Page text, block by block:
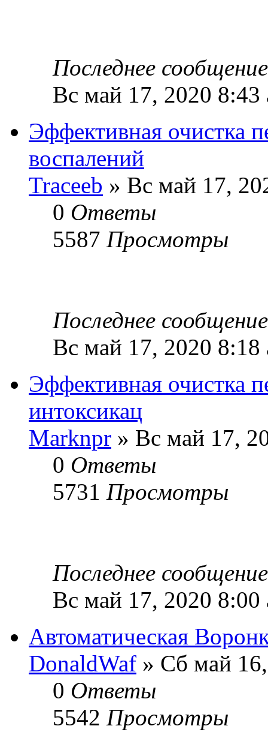
Последнее
Вс май 17, 2020 8:43
Эффективная очистка
воспалений
Traceeb » Вс май 17,
0 Ответы
5587 Просмотры
Последнее
Вс май 17, 2020 8:18
Эффективная очистка
интоксикац
Marknpr » Вс май 17,
0 Ответы
5731 Просмотры
Последнее
Вс май 17, 2020 8:00
Автоматическая
DonaldWaf » Сб май
0 Ответы
5542 Просмотры